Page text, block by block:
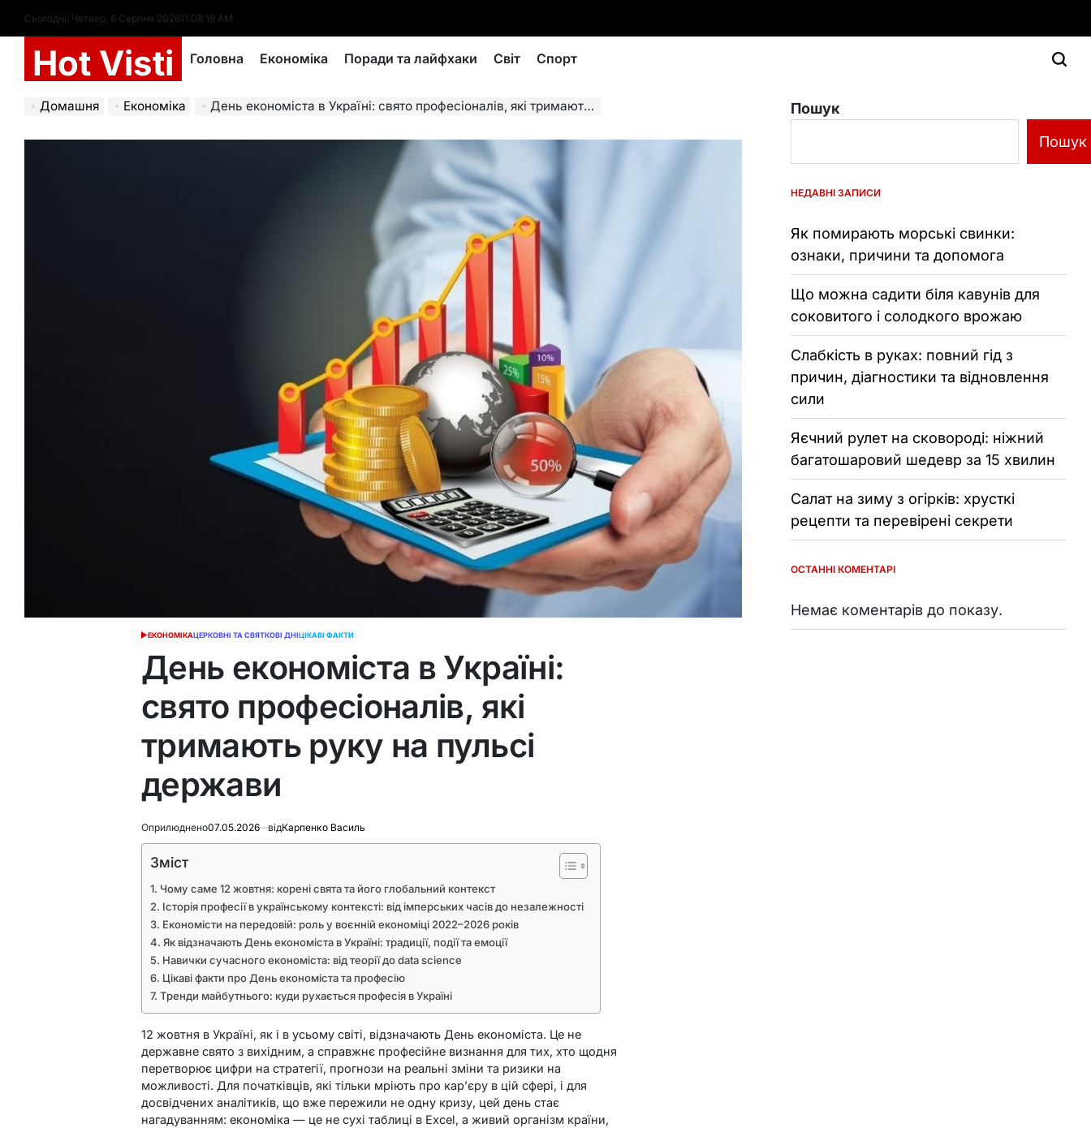
вмісту
Сьогодні: Четвер, 6 Серпня 202611:08:20 AM
Hot Visti Головна Економіка Поради та лайфхаки Світ Спорт
Домашня Економіка День економіста в Україні: свято професіоналів, які тримають руку на пульсі держави
ОПУБЛІКУВАТИ
ЕКОНОМІКАЦЕРКОВНІ ТА СВЯТКОВІ ДНІЦІКАВІ ФАКТИ
День економіста в Україні:
свято професіоналів, які
тримають руку на пульсі
держави
Оприлюднено07.05.2026 відКарпенко Василь
Зміст
Чому саме 12 жовтня: корені свята та його глобальний контекст
Історія професії в українському контексті: від імперських часів до незалежності
Економісти на передовій: роль у воєнній економіці 2022–2026 років
Як відзначають День економіста в Україні: традиції, події та емоції
Навички сучасного економіста: від теорії до data science
Цікаві факти про День економіста та професію
Тренди майбутнього: куди рухається професія в Україні
12 жовтня в Україні, як і в усьому світі, відзначають День економіста. Це не
державне свято з вихідним, а справжнє професійне визнання для тих, хто щодня
перетворює цифри на стратегії, прогнози на реальні зміни та ризики на
можливості. Для початківців, які тільки мріють про кар’єру в цій сфері, і для
досвідчених аналітиків, що вже пережили не одну кризу, цей день стає
нагадуванням: економіка — це не сухі таблиці в Excel, а живий організм країни,
Пошук
Пошук
НЕДАВНІ ЗАПИСИ
Як помирають морські свинки:
ознаки, причини та допомога
Що можна садити біля кавунів для
соковитого і солодкого врожаю
Слабкість в руках: повний гід з
причин, діагностики та відновлення
сили
Яєчний рулет на сковороді: ніжний
багатошаровий шедевр за 15 хвилин
Салат на зиму з огірків: хрусткі
рецепти та перевірені секрети
ОСТАННІ КОМЕНТАРІ
Немає коментарів до показу.